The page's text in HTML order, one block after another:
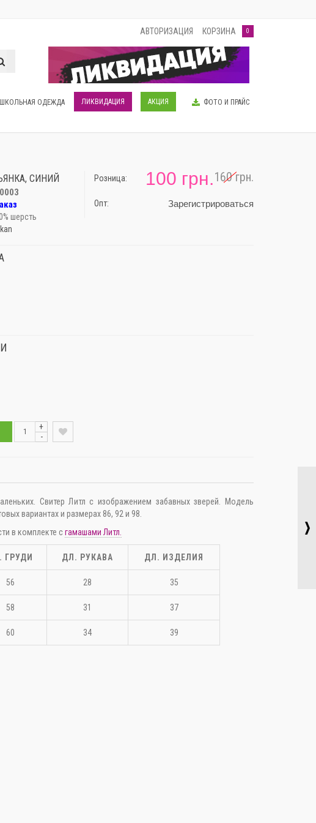
АВТОРИЗАЦИЯ КОРЗИНА 0
ШКОЛЬНАЯ ОДЕЖДА ЛИКВИДАЦИЯ АКЦИЯ ФОТО И ПРАЙС
-38%
Скачать фото
СИНИЙ
шерсть
160 грн.
Розница: 100 грн.
Опт: Зарегистрироваться
+
-
Свитер Литл с изображением забавных зверей. Модель
вариантах и размерах 86, 92 и 98.
в комплекте сгамашами Литл.
56 28 35
58 31 37
60 34 39
ГРУДИ ДЛ. РУКАВА ДЛ. ИЗДЕЛИЯ